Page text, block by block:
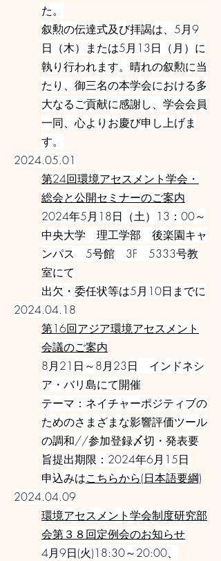
た。
叙勲の伝達式及び拝謁は、5月9
日（木）または5月13日（月）に
執り行われます。晴れの叙勲に当
たり、御三名の本学会における多
大なるご貢献に感謝し、学会会員
一同、心よりお慶び申し上げま
す。
2024.05.01
第24回環境アセスメント学会・
総会と公開セミナーのご案内
2024年5月18日（土）13：00～
中央大学 理工学部 後楽園キャ
ンパス 5号館 3F 5333号教
室にて
出欠・委任状等は5月10日までに
2024.04.18
第16回アジア環境アセスメント
会議のご案内
8月21日～8月23日 インドネシ
ア・バリ島にて開催
テーマ：ネイチャーポジティブの
ためのさまざまな影響評価ツール
の調和//参加登録〆切・発表要
旨提出期限：2024年6月15日
申込みはこちらから(日本語要綱)
2024.04.09
環境アセスメント学会制度研究部
会第３８回定例会のお知らせ
4月9日(火)18:30～20:00、